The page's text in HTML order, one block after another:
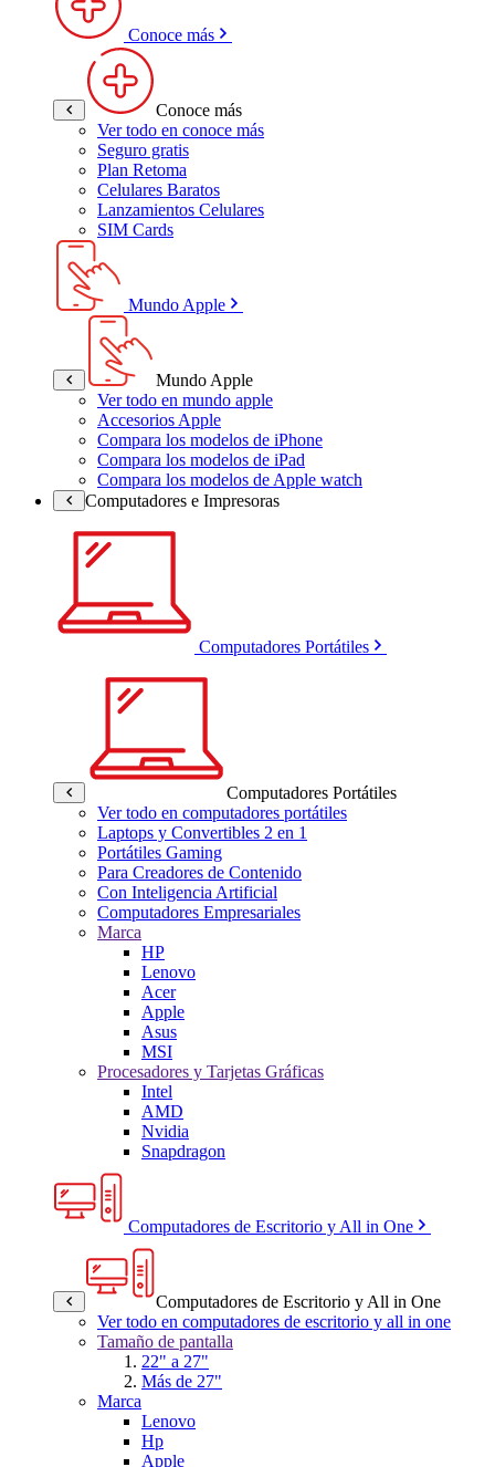
Conoce más
Conoce más
Ver todo en conoce más
Seguro gratis
Plan Retoma
Celulares Baratos
Lanzamientos Celulares
SIM Cards
Mundo Apple
Mundo Apple
Ver todo en mundo apple
Accesorios Apple
Compara los modelos de iPhone
Compara los modelos de iPad
Compara los modelos de Apple watch
Computadores e Impresoras
Computadores Portátiles
Computadores Portátiles
Ver todo en computadores portátiles
Laptops y Convertibles 2 en 1
Portátiles Gaming
Para Creadores de Contenido
Con Inteligencia Artificial
Computadores Empresariales
Marca
HP
Lenovo
Acer
Apple
Asus
MSI
Procesadores y Tarjetas Gráficas
Intel
AMD
Nvidia
Snapdragon
Computadores de Escritorio y All in One
Computadores de Escritorio y All in One
Ver todo en computadores de escritorio y all in one
Tamaño de pantalla
22" a 27"
Más de 27"
Marca
Lenovo
Hp
Apple